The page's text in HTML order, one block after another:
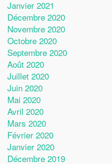
Janvier 2021
Décembre 2020
Novembre 2020
Octobre 2020
Septembre 2020
Août 2020
Juillet 2020
Juin 2020
Mai 2020
Avril 2020
Mars 2020
Février 2020
Janvier 2020
Décembre 2019